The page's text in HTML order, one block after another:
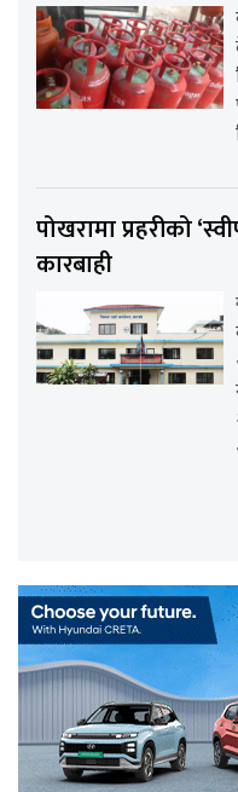
पोखरामा प्रहरीको
कारबाही